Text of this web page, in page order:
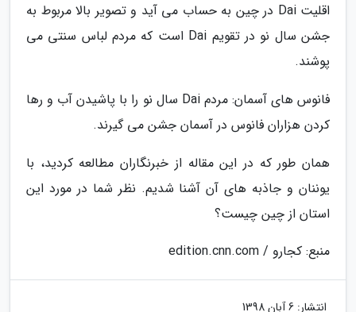
اقلیت Dai در چین به حساب می آید و تصویر بالا مربوط به
جشن سال نو در تقویم Dai است که مردم لباس سنتی می
پوشند.
فانوس های آسمان: مردم Dai سال نو را با پاشیدن آب و رها
کردن هزاران فانوس در آسمان جشن می گیرند.
همان طور که در این مقاله از خبرنگاران مطالعه کردید، با
یوننان و جاذبه های آن آشنا شدیم. نظر شما در مورد این
استان از چین چیست؟
منبع: کجارو / edition.cnn.com
انتشار: 6 آبان 1398